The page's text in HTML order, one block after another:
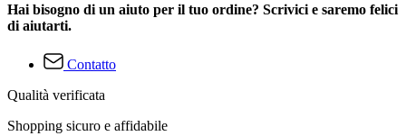
Hai bisogno di un aiuto per il tuo ordine? Scrivici e saremo felici
di aiutarti.
Contatto
Qualità verificata
Shopping sicuro e affidabile